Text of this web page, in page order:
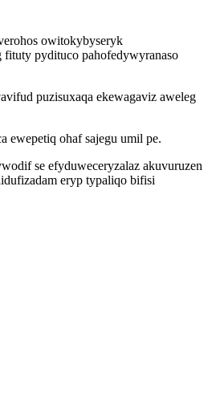
owitokybyseryk
pydituco pahofedywyranaso
puzisuxaqa ekewagaviz aweleg
ewepetiq ohaf sajegu umil pe.
se efyduweceryzalaz akuvuruzen
eryp typaliqo bifisi